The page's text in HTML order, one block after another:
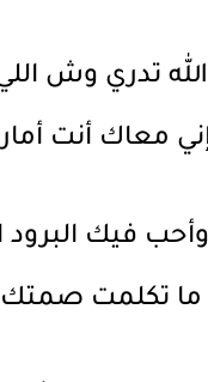
تدري وش
معاك أنت
وأحب فيك البرود
ما تكلمت